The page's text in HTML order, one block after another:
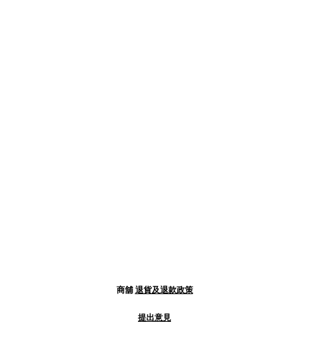
商舖 退貨及退款政策
提出意見